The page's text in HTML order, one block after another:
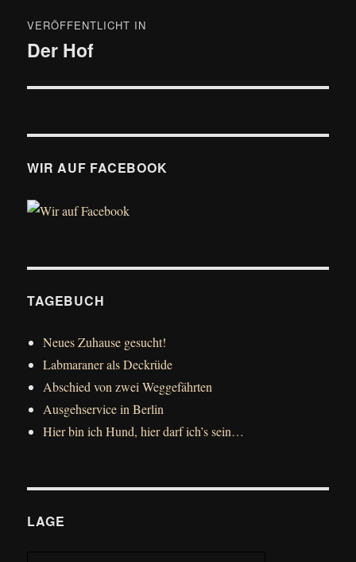
VERÖFFENTLICHT IN
Der Hof
WIR AUF FACEBOOK
TAGEBUCH
Neues Zuhause gesucht!
Labmaraner als Deckrüde
Abschied von zwei Weggefährten
Ausgehservice in Berlin
Hier bin ich Hund, hier darf ich’s sein…
LAGE